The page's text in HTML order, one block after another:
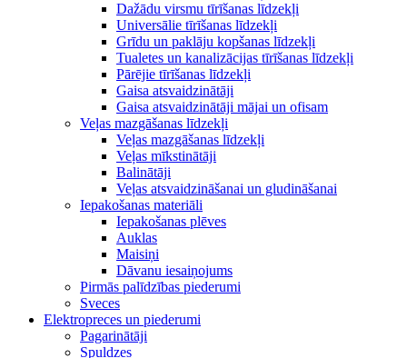
Dažādu virsmu tīrīšanas līdzekļi
Universālie tīrīšanas līdzekļi
Grīdu un paklāju kopšanas līdzekļi
Tualetes un kanalizācijas tīrīšanas līdzekļi
Pārējie tīrīšanas līdzekļi
Gaisa atsvaidzinātāji
Gaisa atsvaidzinātāji mājai un ofisam
Veļas mazgāšanas līdzekļi
Veļas mazgāšanas līdzekļi
Veļas mīkstinātāji
Balinātāji
Veļas atsvaidzināšanai un gludināšanai
Iepakošanas materiāli
Iepakošanas plēves
Auklas
Maisiņi
Dāvanu iesaiņojums
Pirmās palīdzības piederumi
Sveces
Elektropreces un piederumi
Pagarinātāji
Spuldzes